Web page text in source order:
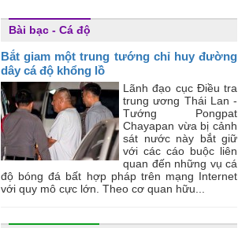
Bài bạc - Cá độ
Bắt giam một trung tướng chỉ huy đường
dây cá độ khổng lồ
Lãnh đạo cục Điều tra
trung ương Thái Lan -
Tướng Pongpat
Chayapan vừa bị cảnh
sát nước này bắt giữ
với các cáo buộc liên
quan đến những vụ cá
độ bóng đá bất hợp pháp trên mạng Internet
với quy mô cực lớn. Theo cơ quan hữu...